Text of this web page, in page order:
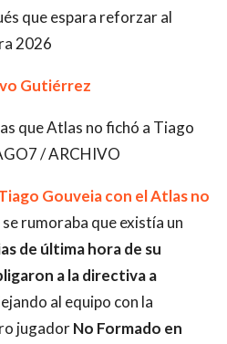
que espara reforzar al
2026
Gutiérrez
que Atlas no fichó a Tiago
/ ARCHIVO
Gouveiacon elAtlasno
se rumoraba que existía un
de última hora de su
a la directiva a
al equipo con la
jugadorNo Formado en